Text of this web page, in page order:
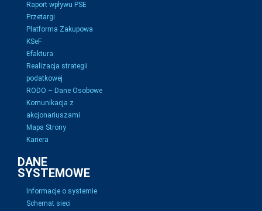
Raport wpływu PSE
Przetargi
Platforma Zakupowa
KSeF
Efaktura
Realizacja strategii
podatkowej
RODO – Dane Osobowe
Komunikacja z
akcjonariuszami
Mapa Strony
Kariera
DANE
SYSTEMOWE
Informacje o systemie
Schemat sieci